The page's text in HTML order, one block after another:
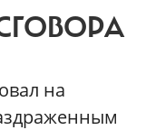
на